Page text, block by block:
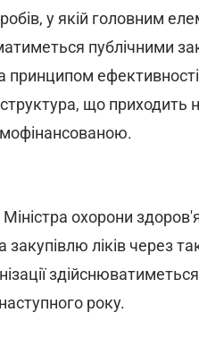
у якій головним
публічними
принципом
що приходить
охорони
закупівлю ліків через
року.